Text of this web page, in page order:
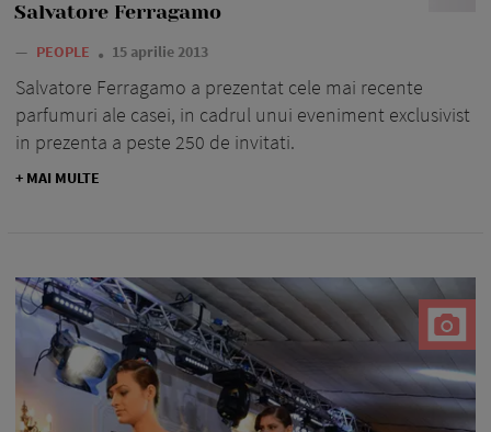
Salvatore Ferragamo
— PEOPLE 15 aprilie 2013
Salvatore Ferragamo a prezentat cele mai recente
parfumuri ale casei, in cadrul unui eveniment exclusivist
in prezenta a peste 250 de invitati.
+ MAI MULTE